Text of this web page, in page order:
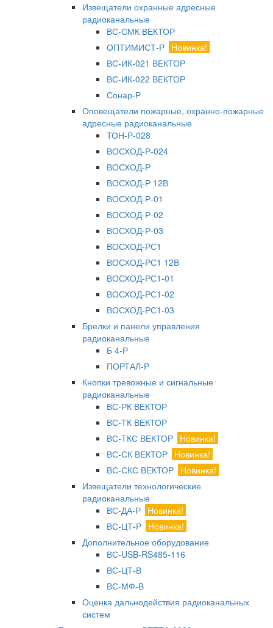
Извещатели охранные адресные
радиоканальные
ВС-СМК ВЕКТОР
ОПТИМИСТ-Р Новинка!
ВС-ИК-021 ВЕКТОР
ВС-ИК-022 ВЕКТОР
Сонар-Р
Оповещатели пожарные, охранно-пожарные
адресные радиоканальные
ТОН-Р-028
ВОСХОД-Р-024
ВОСХОД-Р
ВОСХОД-Р 12В
ВОСХОД-Р-01
ВОСХОД-Р-02
ВОСХОД-Р-03
ВОСХОД-РС1
ВОСХОД-РС1 12В
ВОСХОД-РС1-01
ВОСХОД-РС1-02
ВОСХОД-РС1-03
Брелки и панели управления
радиоканальные
Б 4-Р
ПОРТАЛ-Р
Кнопки тревожные и сигнальные
радиоканальные
ВС-РК ВЕКТОР
ВС-ТК ВЕКТОР
ВС-ТКС ВЕКТОР Новинка!
ВС-СК ВЕКТОР Новинка!
ВС-СКС ВЕКТОР Новинка!
Извещатели технологические
радиоканальные
ВС-ДА-Р Новинка!
ВС-ЦТ-Р Новинка!
Дополнительное оборудование
ВС-USB-RS485-116
ВС-ЦТ-В
ВС-МФ-В
Оценка дальнодействия радиоканальных
систем